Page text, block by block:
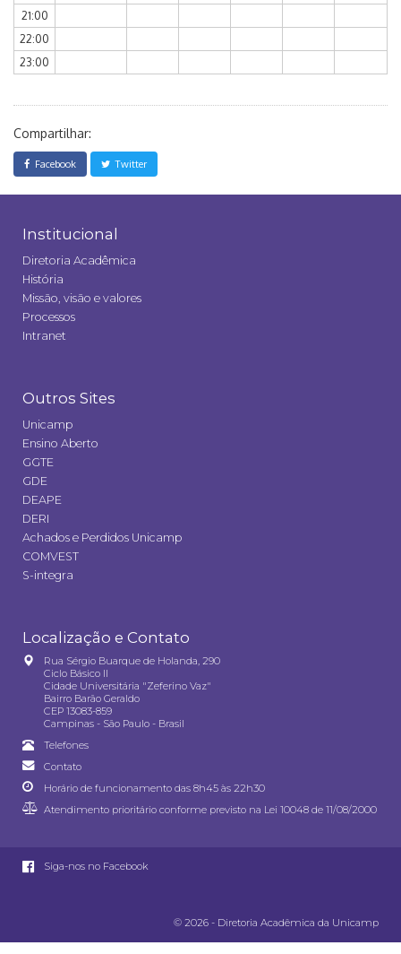
21:00
22:00
23:00
Compartilhar:
Facebook Twitter
Institucional
Diretoria Acadêmica
História
Missão, visão e valores
Processos
Intranet
Outros Sites
Unicamp
Ensino Aberto
GGTE
GDE
DEAPE
DERI
Achados e Perdidos Unicamp
COMVEST
S-integra
Localização e Contato
Rua Sérgio Buarque de Holanda, 290
Ciclo Básico II
Cidade Universitária "Zeferino Vaz"
Bairro Barão Geraldo
CEP 13083-859
Campinas - São Paulo - Brasil
Telefones
Contato
Horário de funcionamento das 8h45 às 22h30
Atendimento prioritário conforme previsto na Lei 10048 de 11/08/2000
Siga-nos no Facebook
© 2026 - Diretoria Acadêmica da Unicamp